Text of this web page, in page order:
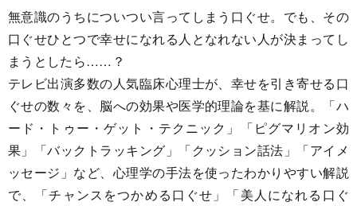
無意識のうちについつい言ってしまう口ぐせ。でも、その
口ぐせひとつで幸せになれる人となれない人が決まってし
まうとしたら……？
テレビ出演多数の人気臨床心理士が、幸せを引き寄せる口
ぐせの数々を、脳への効果や医学的理論を基に解説。「ハ
ード・トゥー・ゲット・テクニック」「ピグマリオン効
果」「バックトラッキング」「クッション話法」「アイメ
ッセージ」など、心理学の手法を使ったわかりやすい解説
で、「チャンスをつかめる口ぐせ」「美人になれる口ぐ